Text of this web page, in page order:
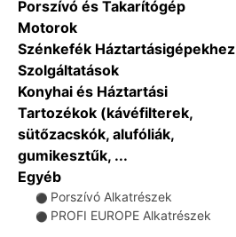
Porszívó és Takarítógép
Motorok
Szénkefék Háztartásigépekhez
Szolgáltatások
Konyhai és Háztartási
Tartozékok (kávéfilterek,
sütőzacskók, alufóliák,
gumikesztűk, ...
Egyéb
⚫ Porszívó Alkatrészek
⚫ PROFI EUROPE Alkatrészek